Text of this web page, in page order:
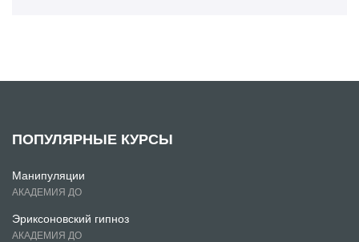
ПОПУЛЯРНЫЕ КУРСЫ
Манипуляции
АКАДЕМИЯ ДО
Эриксоновский гипноз
АКАДЕМИЯ ДО